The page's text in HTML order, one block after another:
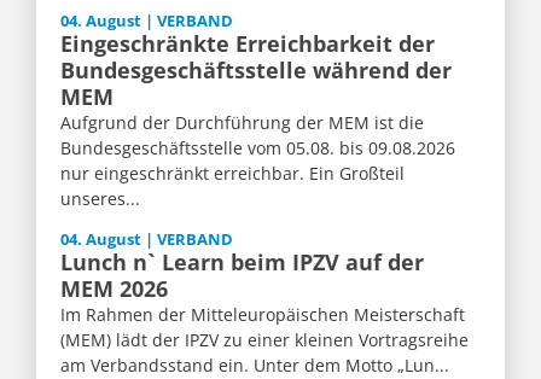
04. August | VERBAND
Eingeschränkte Erreichbarkeit der
Bundesgeschäftsstelle während der
MEM
Aufgrund der Durchführung der MEM ist die
Bundesgeschäftsstelle vom 05.08. bis 09.08.2026
nur eingeschränkt erreichbar. Ein Großteil
unseres...
04. August | VERBAND
Lunch n` Learn beim IPZV auf der
MEM 2026
Im Rahmen der Mitteleuropäischen Meisterschaft
(MEM) lädt der IPZV zu einer kleinen Vortragsreihe
am Verbandsstand ein. Unter dem Motto „Lun...